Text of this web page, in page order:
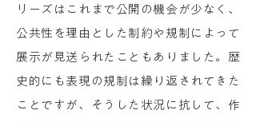
リーズはこれまで公開の機会が少なく、
公共性を理由とした制約や規制によって
展示が見送られたこともありました。歴
史的にも表現の規制は繰り返されてきた
ことですが、そうした状況に抗して、作